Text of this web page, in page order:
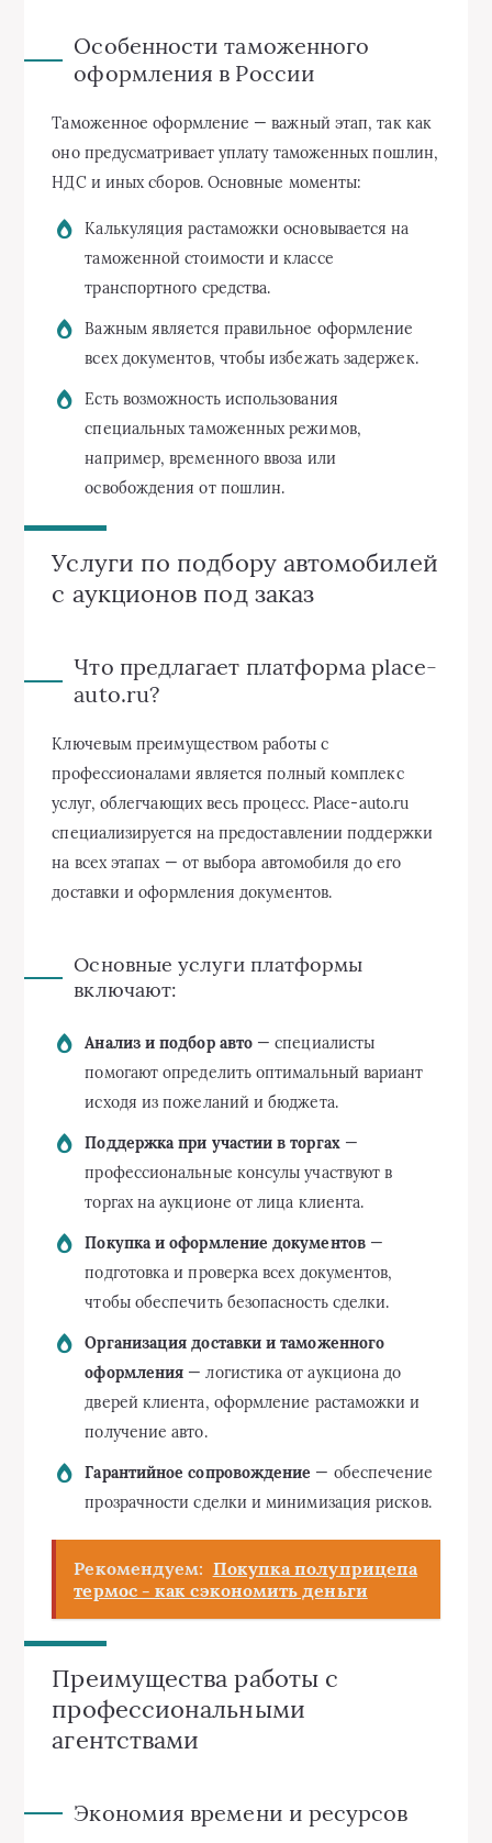
Особенности таможенного
оформления в России
Таможенное оформление — важный этап, так как
оно предусматривает уплату таможенных пошлин,
НДС и иных сборов. Основные моменты:
Калькуляция растаможки основывается на
таможенной стоимости и классе
транспортного средства.
Важным является правильное оформление
всех документов, чтобы избежать задержек.
Есть возможность использования
специальных таможенных режимов,
например, временного ввоза или
освобождения от пошлин.
Услуги по подбору автомобилей
с аукционов под заказ
Что предлагает платформа place-
auto.ru?
Ключевым преимуществом работы с
профессионалами является полный комплекс
услуг, облегчающих весь процесс. Place-auto.ru
специализируется на предоставлении поддержки
на всех этапах — от выбора автомобиля до его
доставки и оформления документов.
Основные услуги платформы
включают:
Анализ и подбор авто — специалисты
помогают определить оптимальный вариант
исходя из пожеланий и бюджета.
Поддержка при участии в торгах—
профессиональные консулы участвуют в
торгах на аукционе от лица клиента.
Покупка и оформление документов—
подготовка и проверка всех документов,
чтобы обеспечить безопасность сделки.
Организация доставки и таможенного
оформления — логистика от аукциона до
дверей клиента, оформление растаможки и
получение авто.
Гарантийное сопровождение — обеспечение
прозрачности сделки и минимизация рисков.
Рекомендуем: Покупка полуприцепа
термос - как сэкономить деньги
Преимущества работы с
профессиональными
агентствами
Экономия времени и ресурсов